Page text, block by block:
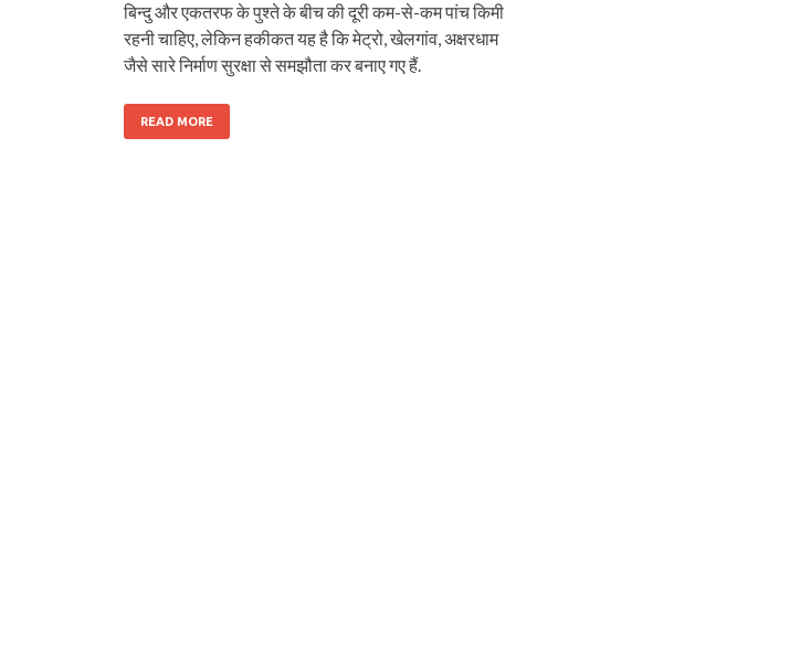
बिन्दु और एकतरफ के पुश्ते के बीच की दूरी कम-से-कम पांच किमी
रहनी चाहिए, लेकिन हकीकत यह है कि मेट्रो, खेलगांव, अक्षरधाम
जैसे सारे निर्माण सुरक्षा से समझौता कर बनाए गए हैं.
READ MORE